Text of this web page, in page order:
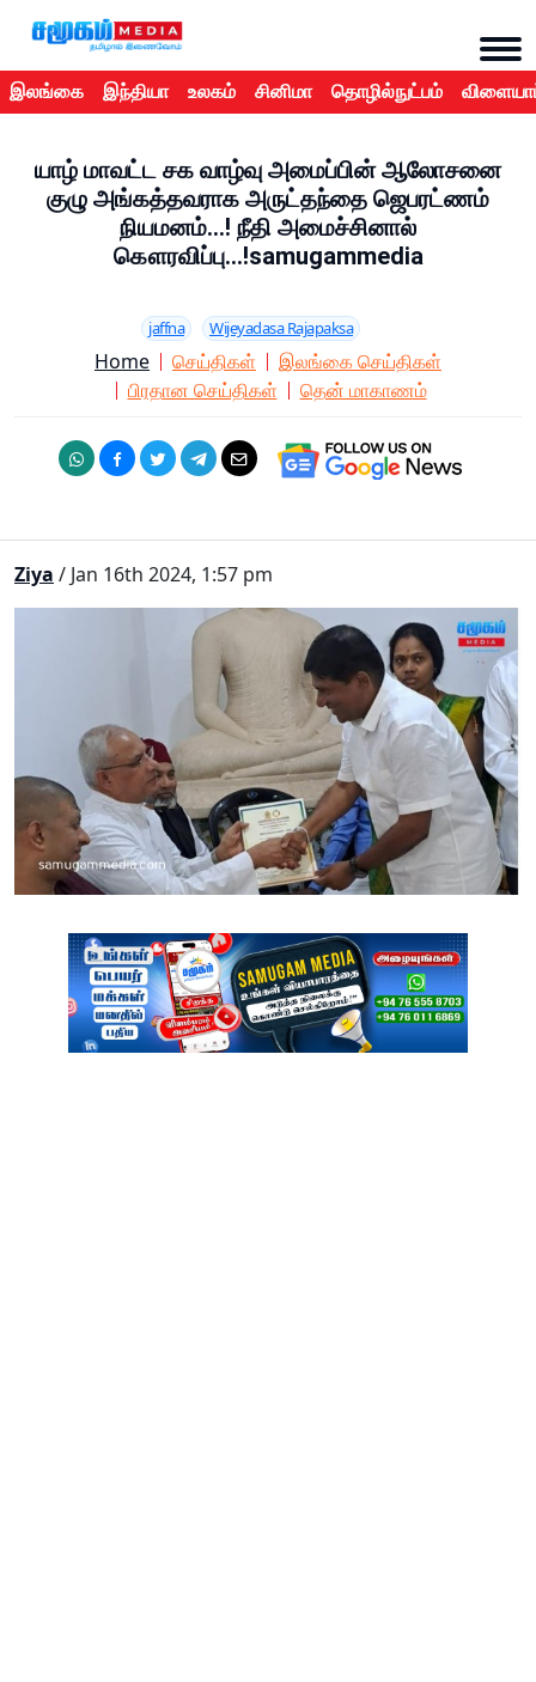
இலங்கை இந்தியா உலகம் சினிமா தொழில்நுட்பம்
யாழ் மாவட்ட சக வாழ்வு அமைப்பின் ஆலோசனை
குழு அங்கத்தவராக அருட்தந்தை ஜெபரட்ணம்
நியமனம்...! நீதி அமைச்சினால்
கௌரவிப்பு...!samugammedia
jaffna Wijeyadasa Rajapaksa
Home செய்திகள்
இலங்கை செய்திகள்
பிரதான செய்திகள்
தென் மாகாணம்
Ziya / Jan 16th 2024, 1:57 pm